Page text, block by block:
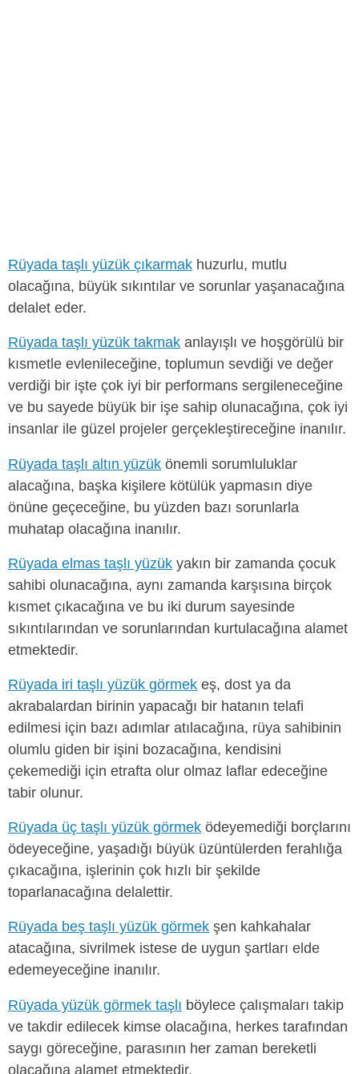
Rüyada taşlı yüzük çıkarmak huzurlu, mutlu
olacağına, büyük sıkıntılar ve sorunlar yaşanacağına
delalet eder.
Rüyada taşlı yüzük takmak anlayışlı ve hoşgörülü bir
kısmetle evlenileceğine, toplumun sevdiği ve değer
verdiği bir işte çok iyi bir performans sergileneceğine
ve bu sayede büyük bir işe sahip olunacağına, çok iyi
insanlar ile güzel projeler gerçekleştireceğine inanılır.
Rüyada taşlı altın yüzük önemli sorumluluklar
alacağına, başka kişilere kötülük yapmasın diye
önüne geçeceğine, bu yüzden bazı sorunlarla
muhatap olacağına inanılır.
Rüyada elmas taşlı yüzük yakın bir zamanda çocuk
sahibi olunacağına, aynı zamanda karşısına birçok
kısmet çıkacağına ve bu iki durum sayesinde
sıkıntılarından ve sorunlarından kurtulacağına alamet
etmektedir.
Rüyada iri taşlı yüzük görmek eş, dost ya da
akrabalardan birinin yapacağı bir hatanın telafi
edilmesi için bazı adımlar atılacağına, rüya sahibinin
olumlu giden bir işini bozacağına, kendisini
çekemediği için etrafta olur olmaz laflar edeceğine
tabir olunur.
Rüyada üç taşlı yüzük görmek ödeyemediği borçlarını
ödeyeceğine, yaşadığı büyük üzüntülerden ferahlığa
çıkacağına, işlerinin çok hızlı bir şekilde
toparlanacağına delalettir.
Rüyada beş taşlı yüzük görmek şen kahkahalar
atacağına, sivrilmek istese de uygun şartları elde
edemeyeceğine inanılır.
Rüyada yüzük görmek taşlı böylece çalışmaları takip
ve takdir edilecek kimse olacağına, herkes tarafından
saygı göreceğine, parasının her zaman bereketli
olacağına alamet etmektedir.